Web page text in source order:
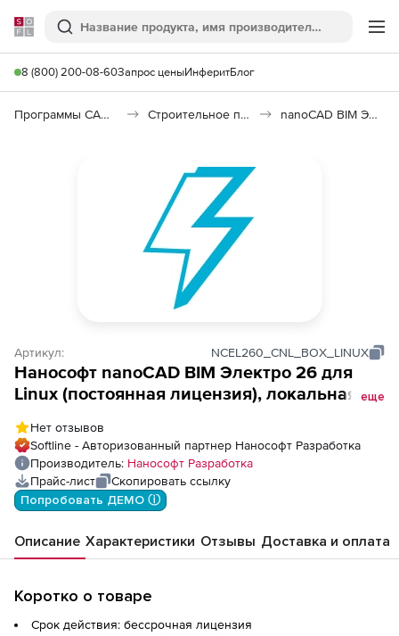
Softline
Поиск
8 (800) 200-08-60Запрос ценыИнферитБлог
Программы САПР и ГИС Строительное программное обеспечение nanoCAD BIM Электро 26
Артикул: NCEL260_CNL_BOX_LINUX
Нанософт nanoCAD BIM Электро 26 для
Linux (постоянная лицензия), локальная
еще
Нет отзывов
Softline - Авторизованный партнер Нанософт Разработка
Производитель: Нанософт Разработка
Прайс-лист
Скопировать ссылку
Попробовать ДЕМО ⓘ
Описание Характеристики Отзывы Доставка и оплата
Коротко о товаре
Срок действия: бессрочная лицензия